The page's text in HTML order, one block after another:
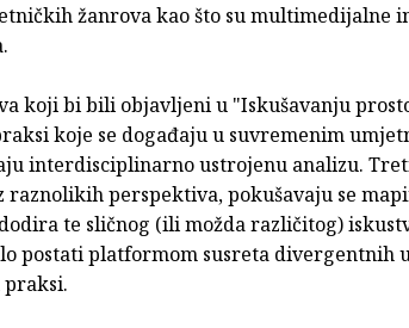
žanrova kao što su multimedijalne
koji bi bili objavljeni u "Iskušavanju
koje se događaju u suvremenim
interdisciplinarno ustrojenu analizu.
raznolikih perspektiva, pokušavaju se
te sličnog (ili možda različitog)
postati platformom susreta divergentnih